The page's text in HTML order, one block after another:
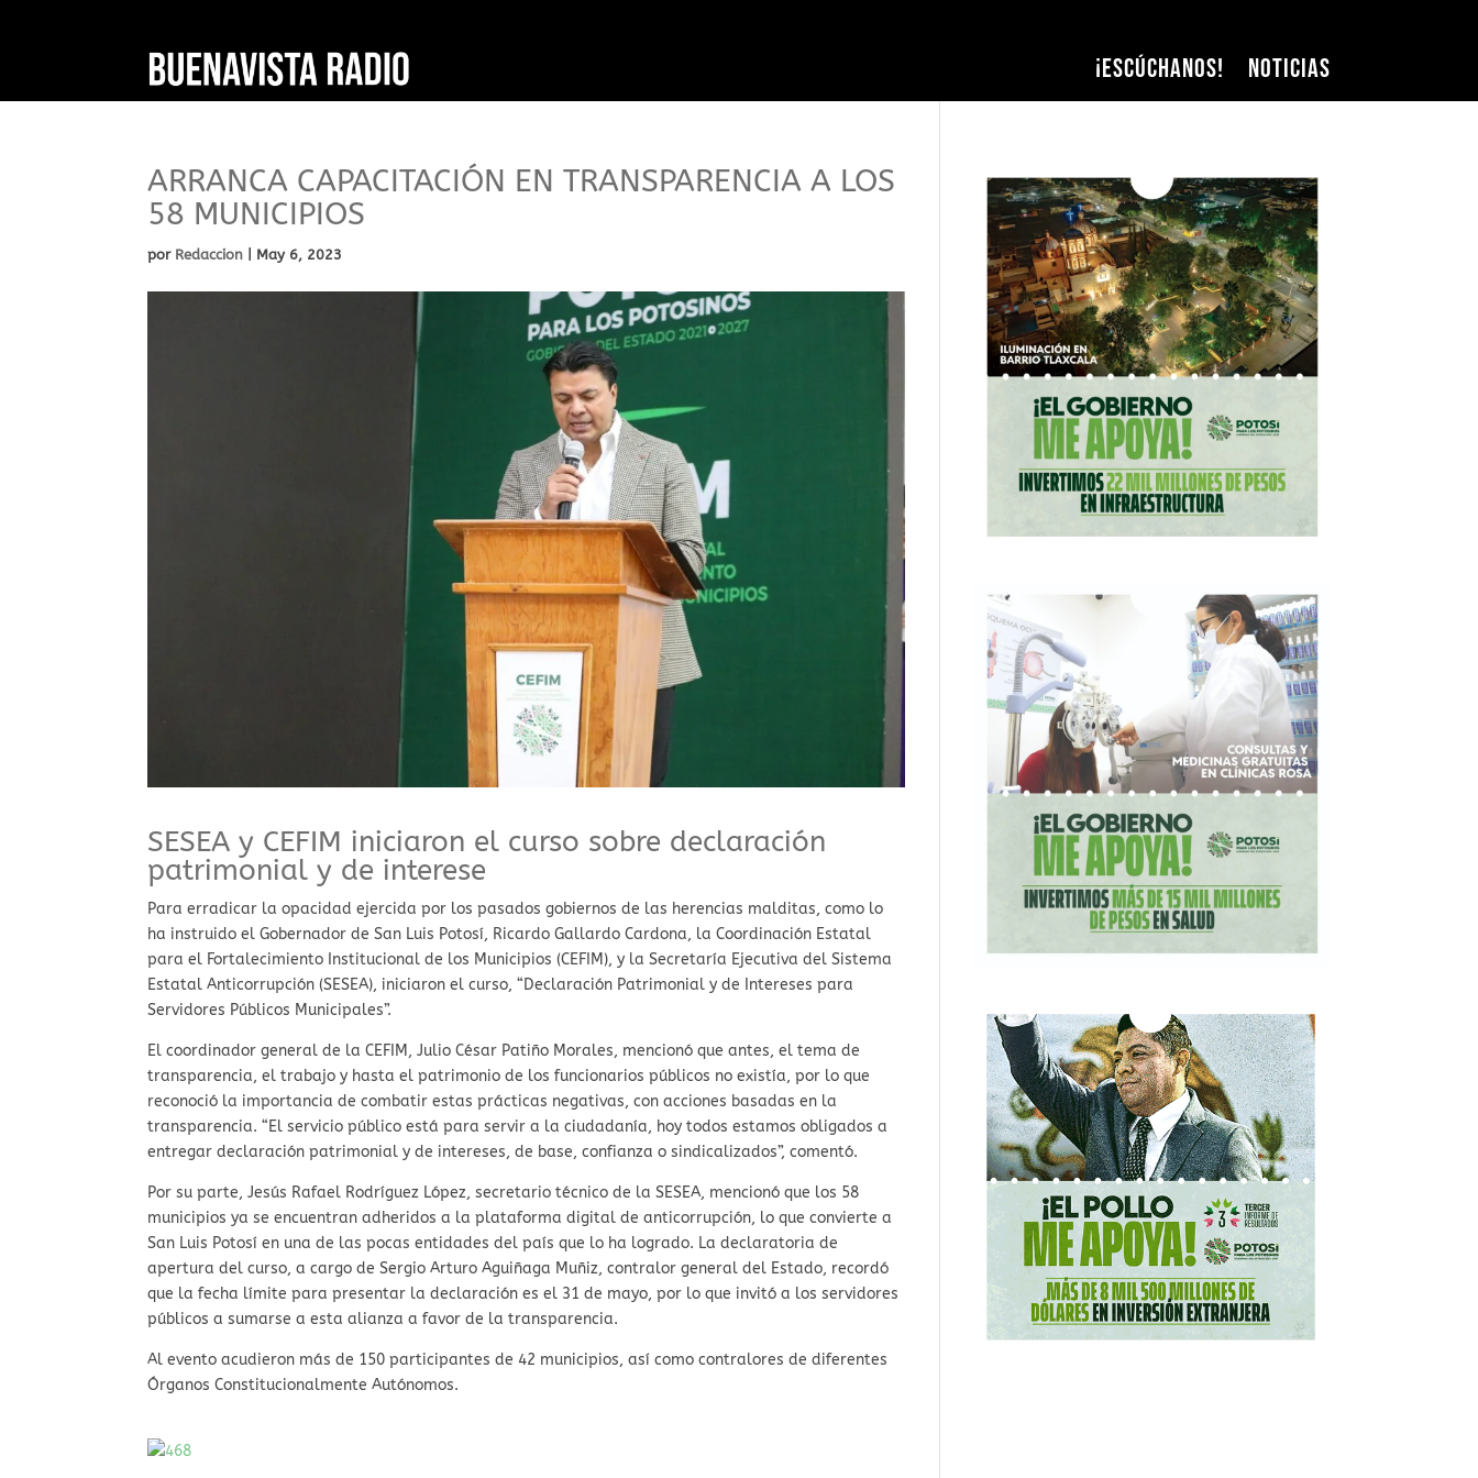
¡Escúchanos! Noticias
ARRANCA CAPACITACIÓN EN TRANSPARENCIA A LOS
58 MUNICIPIOS
por Redaccion May 6, 2023
SESEA y CEFIM iniciaron el curso sobre declaración
patrimonial y de interese
Para erradicar la opacidad ejercida por los pasados gobiernos de las herencias malditas, como lo
ha instruido el Gobernador de San Luis Potosí, Ricardo Gallardo Cardona, la Coordinación Estatal
para el Fortalecimiento Institucional de los Municipios (CEFIM), y la Secretaría Ejecutiva del Sistema
Estatal Anticorrupción (SESEA), iniciaron el curso, “Declaración Patrimonial y de Intereses para
Servidores Públicos Municipales”.
El coordinador general de la CEFIM, Julio César Patiño Morales, mencionó que antes, el tema de
transparencia, el trabajo y hasta el patrimonio de los funcionarios públicos no existía, por lo que
reconoció la importancia de combatir estas prácticas negativas, con acciones basadas en la
transparencia. “El servicio público está para servir a la ciudadanía, hoy todos estamos obligados a
entregar declaración patrimonial y de intereses, de base, confianza o sindicalizados”, comentó.
Por su parte, Jesús Rafael Rodríguez López, secretario técnico de la SESEA, mencionó que los 58
municipios ya se encuentran adheridos a la plataforma digital de anticorrupción, lo que convierte a
San Luis Potosí en una de las pocas entidades del país que lo ha logrado. La declaratoria de
apertura del curso, a cargo de Sergio Arturo Aguiñaga Muñiz, contralor general del Estado, recordó
que la fecha límite para presentar la declaración es el 31 de mayo, por lo que invitó a los servidores
públicos a sumarse a esta alianza a favor de la transparencia.
Al evento acudieron más de 150 participantes de 42 municipios, así como contralores de diferentes
Órganos Constitucionalmente Autónomos.